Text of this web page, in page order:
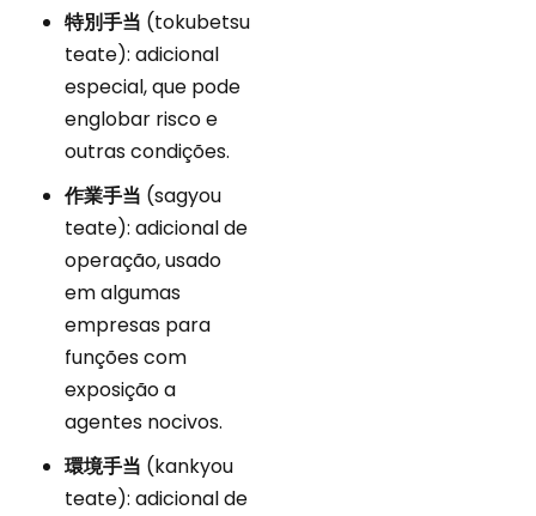
特別手当 (tokubetsu
teate): adicional
especial, que pode
englobar risco e
outras condições.
作業手当 (sagyou
teate): adicional de
operação, usado
em algumas
empresas para
funções com
exposição a
agentes nocivos.
環境手当 (kankyou
teate): adicional de